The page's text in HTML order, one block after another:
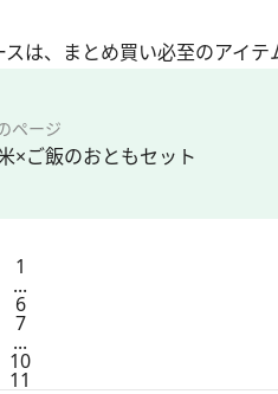
、まとめ買い必至のアイテ
ページ
×ご飯のおともセット
1
...
6
7
...
10
11